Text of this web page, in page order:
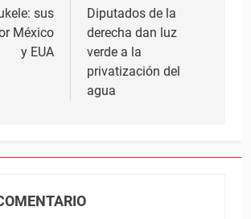
sus
México
y EUA
Diputados de la
derecha dan luz
verde a la
privatización del
agua